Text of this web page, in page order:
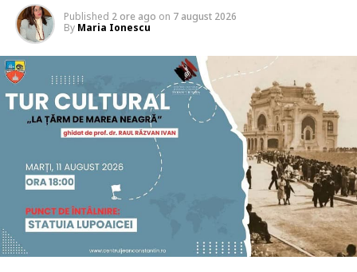
Published 2 ore ago on 7 august 2026
By Maria Ionescu